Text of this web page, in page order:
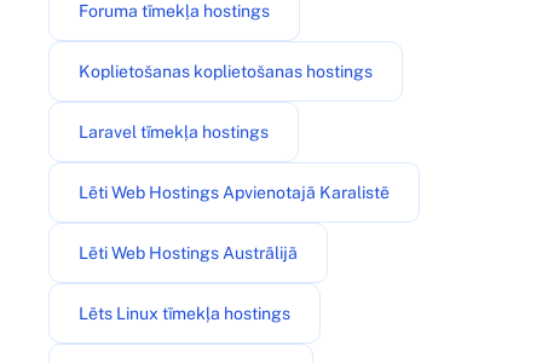
Foruma tīmekļa hostings
Koplietošanas koplietošanas hostings
Laravel tīmekļa hostings
Lēti Web Hostings Apvienotajā Karalistē
Lēti Web Hostings Austrālijā
Lēts Linux tīmekļa hostings